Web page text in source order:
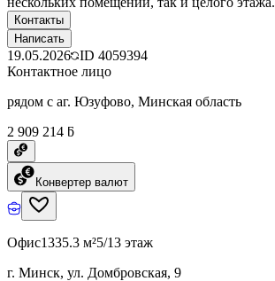
Контакты
Написать
19.05.2026 ID 4059394
Контактное лицо
рядом с аг. Юзуфово, Минская область
2 909 214 ƃ
Конвертер валют
Офис1335.3 м²5/13 этаж
г. Минск, ул. Домбровская, 9